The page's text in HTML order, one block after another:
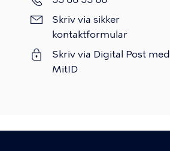
Skriv
via
sikker
kontaktformular
Skriv via sikker
kontaktformular
Skriv via Digital Post med
MitID